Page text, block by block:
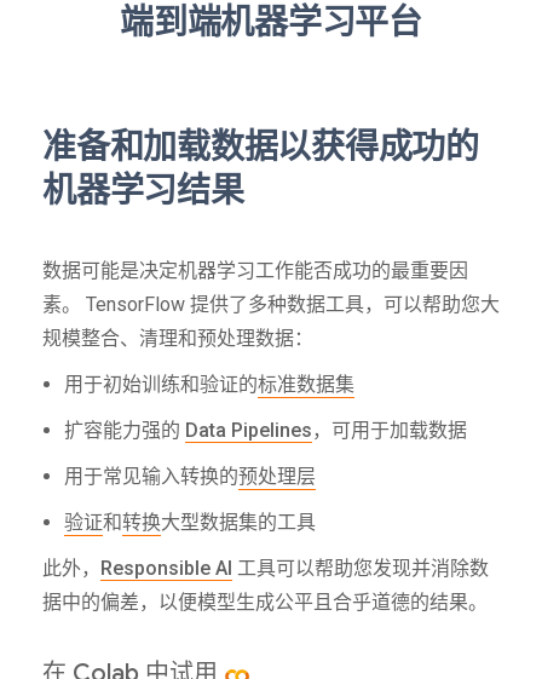
端到端机器学习平台
准备和加载数据以获得成功的
机器学习结果
数据可能是决定机器学习工作能否成功的最重要因
素。 TensorFlow 提供了多种数据工具，可以帮助您大
规模整合、清理和预处理数据：
用于初始训练和验证的标准数据集
扩容能力强的 Data Pipelines ，可用于加载数据
用于常见输入转换的预处理层
验证和转换大型数据集的工具
此外， Responsible AI 工具可以帮助您发现并消除数
据中的偏差，以便模型生成公平且合乎道德的结果。